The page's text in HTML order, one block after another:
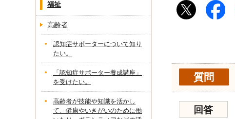
質問
回答
福祉
高齢者
認知症サポーターについて知り
たい。
「認知症サポーター養成講座」
を受けたい。
高齢者が技能や知識を活かし
て、健康やいきがいのために働